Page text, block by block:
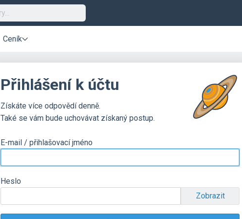
Ceník
Přihlášení k účtu
Získáte více odpovědí denně.
Také se vám bude uchovávat získaný postup.
E-mail / přihlašovací jméno
Heslo
Zobrazit